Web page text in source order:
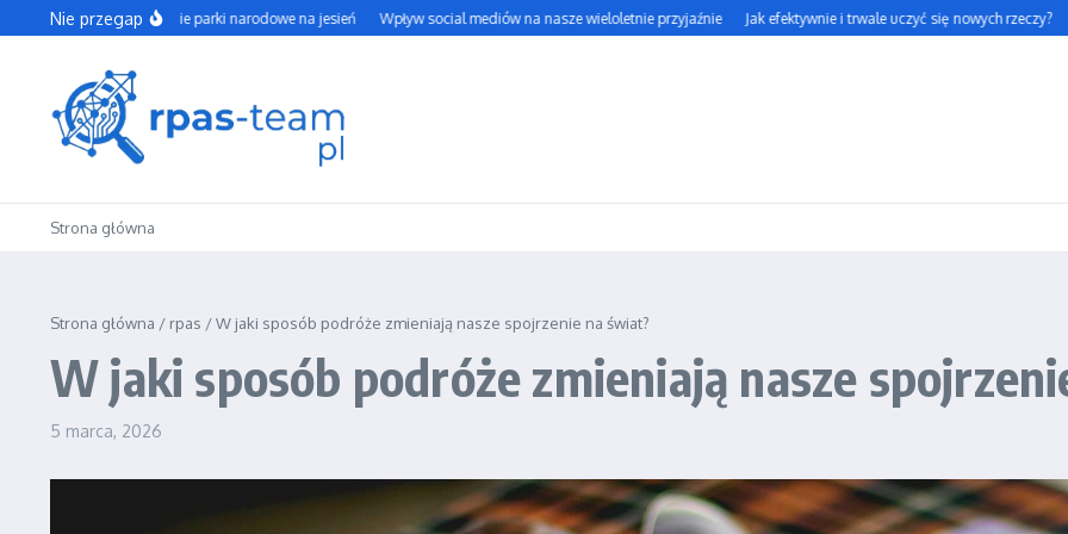
Przejdź do treści
Nie przegappolskie parki narodowe na jesień Wpływ social mediów na nasze wieloletnie przyjaźnie Jak efektywnie i trwale uczyć się nowych rzeczy? Jak
Strona główna
Strona główna / rpas /W jaki sposób podróże zmieniają nasze spojrzenie na świat?
W jaki sposób podróże zmieniają nasze
5 marca, 2026